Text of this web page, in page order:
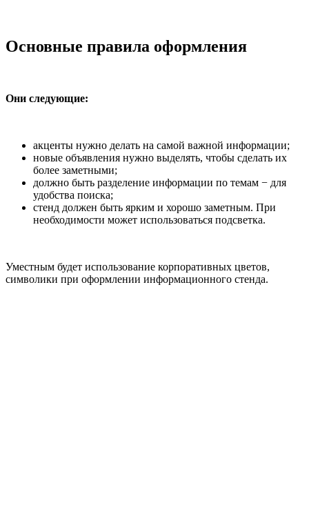
Основные правила оформления
Они следующие:
акценты нужно делать на самой важной информации;
новые объявления нужно выделять, чтобы сделать их
более заметными;
должно быть разделение информации по темам − для
удобства поиска;
стенд должен быть ярким и хорошо заметным. При
необходимости может использоваться подсветка.
Уместным будет использование корпоративных цветов,
символики при оформлении информационного стенда.